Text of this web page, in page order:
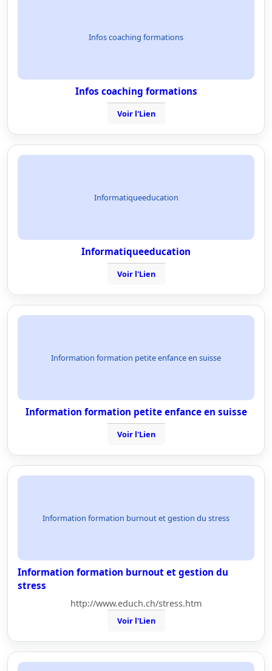
Infos coaching formations
Infos coaching formations
Voir l'Lien
Informatiqueeducation
Informatiqueeducation
Voir l'Lien
Information formation petite enfance en suisse
Information formation petite enfance en suisse
Voir l'Lien
Information formation burnout et gestion du stress
Information formation burnout et gestion du
stress
http://www.educh.ch/stress.htm
Voir l'Lien